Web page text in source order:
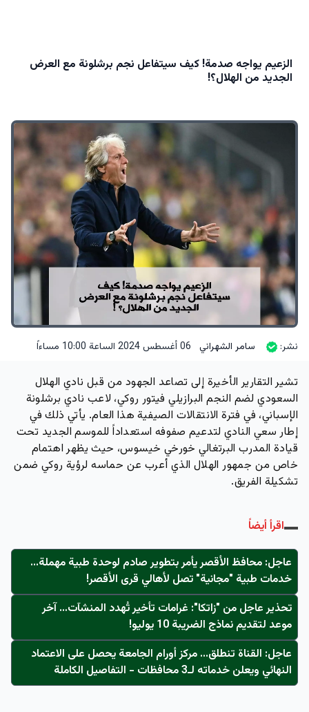
الزعيم يواجه صدمة! كيف سيتفاعل نجم برشلونة مع العرض
الجديد من الهلال؟!
نشر: سامر الشهراني 06 أغسطس 2024 الساعة 10:00 مساءاً
تشير التقارير الأخيرة إلى تصاعد الجهود من قبل نادي الهلال
السعودي لضم النجم البرازيلي فيتور روكي، لاعب نادي برشلونة
الإسباني، في فترة الانتقالات الصيفية هذا العام. يأتي ذلك في
إطار سعي النادي لتدعيم صفوفه استعداداً للموسم الجديد تحت
قيادة المدرب البرتغالي خورخي خيسوس، حيث يظهر اهتمام
خاص من جمهور الهلال الذي أعرب عن حماسه لرؤية روكي ضمن
تشكيلة الفريق.
اقرأ أيضاً
عاجل: محافظ الأقصر يأمر بتطوير صادم لوحدة طبية مهملة...
خدمات طبية "مجانية" تصل لأهالي قرى الأقصر!
تحذير عاجل من "زاتكا": غرامات تأخير تُهدد المنشآت… آخر
موعد لتقديم نماذج الضريبة 10 يوليو!
عاجل: القناة تنطلق... مركز أورام الجامعة يحصل على الاعتماد
النهائي ويعلن خدماته لـ3 محافظات - التفاصيل الكاملة